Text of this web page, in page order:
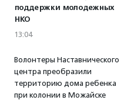
поддержки молодежных
НКО
13:04
Волонтеры Наставнического
центра преобразили
территорию дома ребенка
при колонии в Можайске